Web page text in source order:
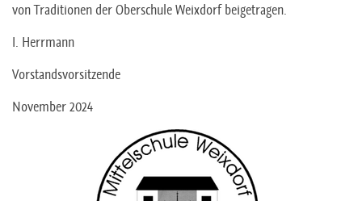
von Traditionen der Oberschule Weixdorf beigetragen.
I. Herrmann
Vorstandsvorsitzende
November 2024